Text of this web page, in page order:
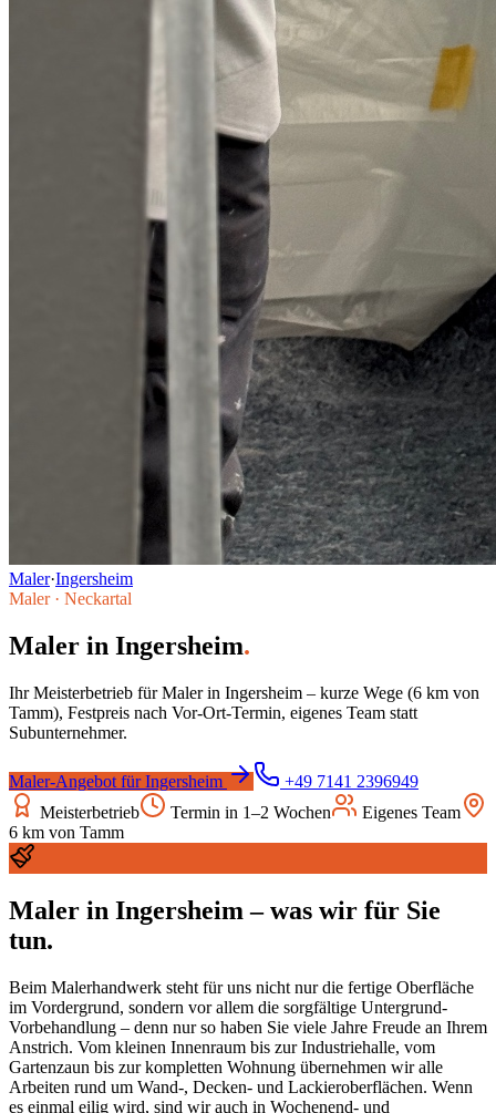
Maler·Ingersheim
Maler· Neckartal
Maler in Ingersheim.
Ihr Meisterbetrieb fürMalerin Ingersheim – kurze Wege (6 km von
Tamm), Festpreis nach Vor-Ort-Termin, eigenes Team statt
Subunternehmer.
Maler-Angebot fürIngersheim
+49 7141 2396949
Meisterbetrieb
Termin in 1–2 Wochen
Eigenes Team
6 km von Tamm
Maler in Ingersheim – was wir für Sie
tun.
Beim Malerhandwerk steht für uns nicht nur die fertige Oberfläche
im Vordergrund, sondern vor allem die sorgfältige Untergrund-
Vorbehandlung – denn nur so haben Sie viele Jahre Freude an Ihrem
Anstrich. Vom kleinen Innenraum bis zur Industriehalle, vom
Gartenzaun bis zur kompletten Wohnung übernehmen wir alle
Arbeiten rund um Wand-, Decken- und Lackieroberflächen. Wenn
es einmal eilig wird, sind wir auch in Wochenend- und